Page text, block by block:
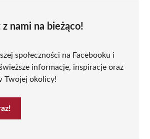
z nami na bieżąco!
społeczności na Facebooku i
informacje, inspiracje oraz
Twojej okolicy!